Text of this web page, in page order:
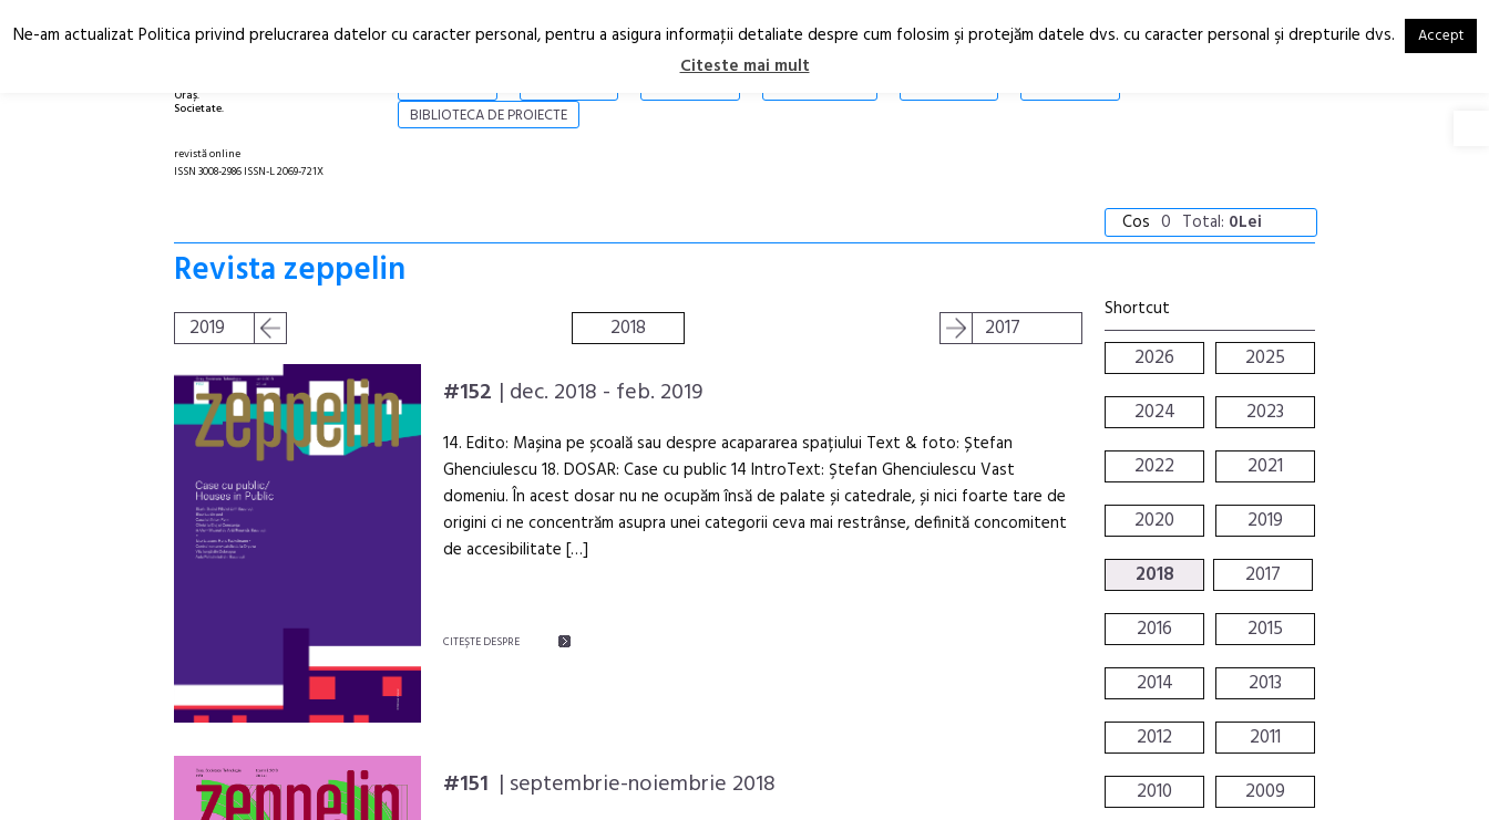
Oraș.
Societate.
RO
EN
BIBLIOTECA DE PROIECTE
revistă online
ISSN 3008-2986 ISSN-L 2069-721X
Cos 0 Total: 0Lei
Revista zeppelin
2019 2018 2017
#152 | dec. 2018 - feb. 2019
14. Edito: Mașina pe școală sau despre acapararea spațiului Text & foto: Ștefan
Ghenciulescu 18. DOSAR: Case cu public 14 IntroText: Ştefan Ghenciulescu Vast
domeniu. În acest dosar nu ne ocupăm însă de palate și catedrale, și nici foarte tare de
origini ci ne concentrăm asupra unei categorii ceva mai restrânse, definită concomitent
de accesibilitate […]
CITEŞTE DESPRE
#151 | septembrie-noiembrie 2018
Shortcut
2026
2025
2024
2023
2022
2021
2020
2019
2018
2017
2016
2015
2014
2013
2012
2011
2010
2009
Ne-am actualizat Politica privind prelucrarea datelor cu caracter personal, pentru a asigura informaţii detaliate despre cum folosim şi protejăm datele dvs. cu caracter personal şi drepturile dvs. Accept
Citeste mai mult